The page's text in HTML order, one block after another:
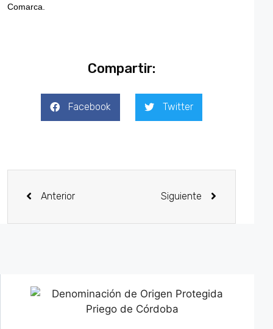
Comarca.
Compartir:
Facebook Twitter
Anterior Siguiente